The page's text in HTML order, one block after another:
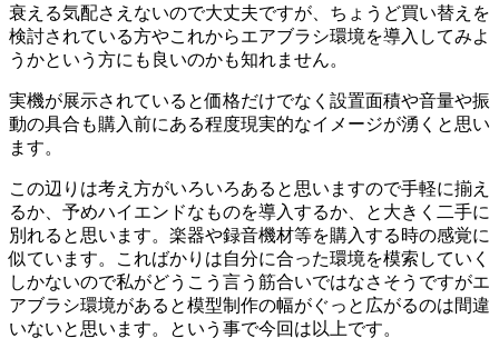
衰える気配さえないので大丈夫ですが、ちょうど買い替えを
検討されている方やこれからエアブラシ環境を導入してみよ
うかという方にも良いのかも知れません。
実機が展示されていると価格だけでなく設置面積や音量や振
動の具合も購入前にある程度現実的なイメージが湧くと思い
ます。
この辺りは考え方がいろいろあると思いますので手軽に揃え
るか、予めハイエンドなものを導入するか、と大きく二手に
別れると思います。楽器や録音機材等を購入する時の感覚に
似ています。こればかりは自分に合った環境を模索していく
しかないので私がどうこう言う筋合いではなさそうですがエ
アブラシ環境があると模型制作の幅がぐっと広がるのは間違
いないと思います。という事で今回は以上です。